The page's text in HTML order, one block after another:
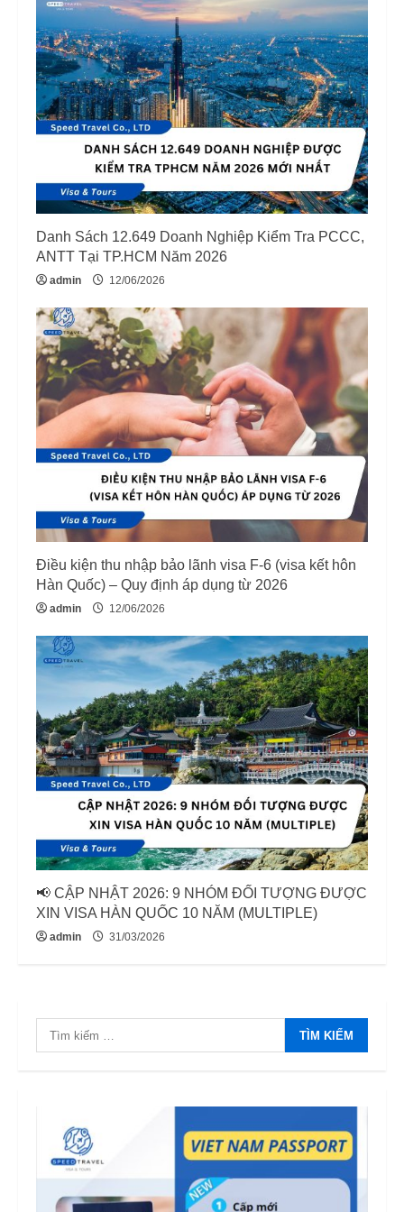
R
e
a
i
n
g
Danh Sách 12.649 Doanh Nghiệp Kiểm Tra PCCC,
ANTT Tại TP.HCM Năm 2026
admin 12/06/2026
Điều kiện thu nhập bảo lãnh visa F-6 (visa kết hôn
Hàn Quốc) – Quy định áp dụng từ 2026
admin 12/06/2026
📢 CẬP NHẬT 2026: 9 NHÓM ĐỐI TƯỢNG ĐƯỢC
XIN VISA HÀN QUỐC 10 NĂM (MULTIPLE)
admin 31/03/2026
Tìm
kiếm